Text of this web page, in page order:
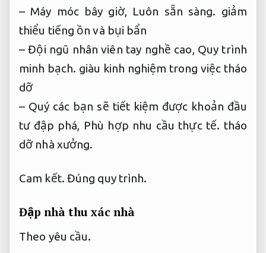
– Máy móc bây giờ, Luôn sẵn sàng. giảm
thiểu tiếng ồn và bụi bẩn
– Đội ngũ nhân viên tay nghề cao, Quy trình
minh bạch. giàu kinh nghiệm trong việc tháo
dỡ
– Quý các bạn sẽ tiết kiệm được khoản đầu
tư đập phá, Phù hợp nhu cầu thực tế. tháo
dỡ nhà xưởng.
Cam kết. Đúng quy trình.
Đập nhà thu xác nhà
Theo yêu cầu.